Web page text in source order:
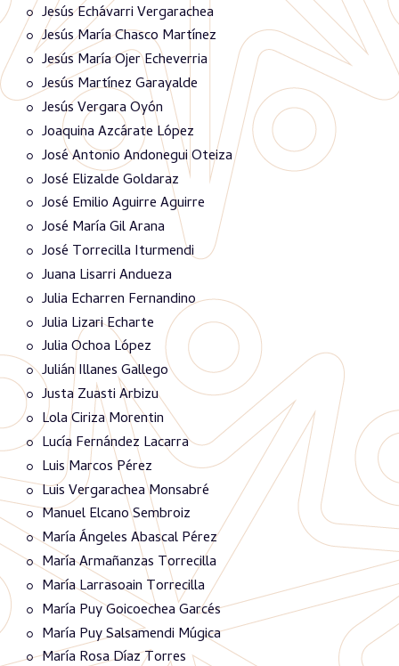
Jesús Echávarri Vergarachea
Jesús María Chasco Martínez
Jesús María Ojer Echeverria
Jesús Martínez Garayalde
Jesús Vergara Oyón
Joaquina Azcárate López
José Antonio Andonegui Oteiza
José Elizalde Goldaraz
José Emilio Aguirre Aguirre
José María Gil Arana
José Torrecilla Iturmendi
Juana Lisarri Andueza
Julia Echarren Fernandino
Julia Lizari Echarte
Julia Ochoa López
Julián Illanes Gallego
Justa Zuasti Arbizu
Lola Ciriza Morentin
Lucía Fernández Lacarra
Luis Marcos Pérez
Luis Vergarachea Monsabré
Manuel Elcano Sembroiz
María Ángeles Abascal Pérez
María Armañanzas Torrecilla
María Larrasoain Torrecilla
María Puy Goicoechea Garcés
María Puy Salsamendi Múgica
María Rosa Díaz Torres